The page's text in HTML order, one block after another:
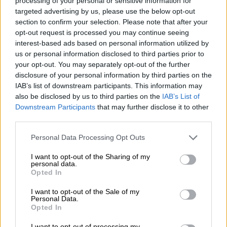
targeted advertising by us, please use the below opt-out
section to confirm your selection. Please note that after your
opt-out request is processed you may continue seeing
interest-based ads based on personal information utilized by
us or personal information disclosed to third parties prior to
your opt-out. You may separately opt-out of the further
disclosure of your personal information by third parties on the
IAB’s list of downstream participants. This information may
also be disclosed by us to third parties on the IAB’s List of
Downstream Participants that may further disclose it to other
Please note that this website/app uses one or more Google
not limited to your visit or usage behaviour. You may click to
grant or deny consent to Google and its third-party tags to
use your data for below specified purposes in below Google
consent section.
Personal Data Processing Opt Outs
I want to opt-out of the Sharing of my
personal data.
Opted In
I want to opt-out of the Sale of my
Personal Data.
Opted In
μέρα. Πιστεύω σε εκείνον κι αυτός σε μένα,
έχουμε πολύ καλή συνεργασία. Είπε από την
πρώτη μέρα να πάρει ο κόσμος εισιτήρια για
το Final 4 και τώρα ποιος να του πει τι;
Κερδίσαμε και είμαστε πρωταθλητές
Ευρώπης, πανάξια. Είμαι περήφανος για
όλους.
Ergin Ataman ve Kostas Sloukas,
şampiyonluk kupasını birlikte
kaldırıyor 🏆
pic.twitter.com/STb2YaOB8G
(@euroleague_time)May 26, 2024
Πέρσι ήταν… πέρσι. Ήμουν σε άλλη ομάδα.